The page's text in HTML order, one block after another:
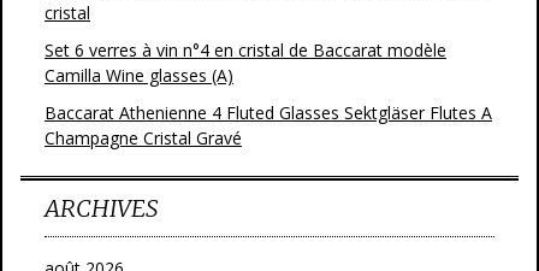
cristal
Set 6 verres à vin n°4 en cristal de Baccarat modèle
Camilla Wine glasses (A)
Baccarat Athenienne 4 Fluted Glasses Sektgläser Flutes A
Champagne Cristal Gravé
ARCHIVES